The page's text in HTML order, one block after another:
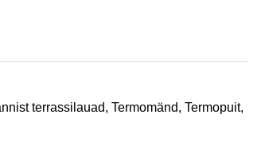
terrassilauad, Termomänd, Termopuit,